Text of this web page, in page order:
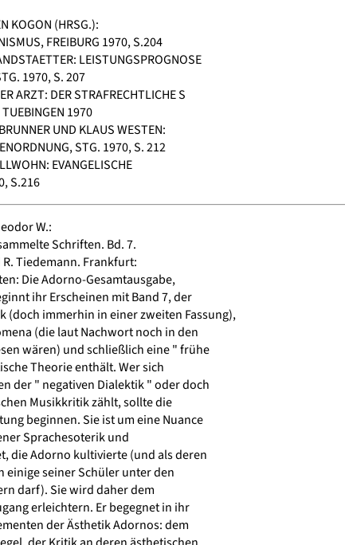
KOGON (HRSG.):
FREIBURG 1970, S.204
LEISTUNGSPROGNOSE
1970, S. 207
ARZT: DER STRAFRECHTLICHE S
1970
UND KLAUS WESTEN:
STG. 1970, S. 212
EVANGELISCHE
S.216
W.:
Schriften. Bd. 7.
Tiedemann. Frankfurt:
Die Adorno-Gesamtausgabe,
ihr Erscheinen mit Band 7, der
(doch immerhin in einer zweiten Fassung),
(die laut Nachwort noch in den
wären) und schließlich eine " frühe
Theorie enthält. Wer sich
der " negativen Dialektik " oder doch
Musikkritik zählt, sollte die
beginnen. Sie ist um eine Nuance
Sprachesoterik und
die Adorno kultivierte (und als deren
einige seiner Schüler unter den
darf). Sie wird daher dem
erleichtern. Er begegnet in ihr
der Ästhetik Adornos: dem